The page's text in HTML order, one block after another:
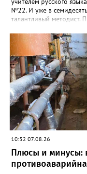
№22. И уже в
талантливый методист.
«Благодаря её мудрому
сильный
ценностями и любовью
Ивановна навсегда
руководителем, но и
говорится в
соболезнования семье
Златоуста Олег
важнейших документах
людях: в тех учителях,
учениках, которых она
«Отличник народного
доблестный труд»,
награды и документы,
школы, который
в некрологе.
10:52 07.08.26
Плюсы и минусы: